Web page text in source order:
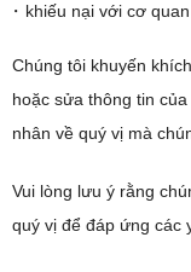
khiếu nại với cơ
Chúng tôi khuyến
hoặc sửa thông tin
nhân về quý vị mà
Vui lòng lưu ý rằng
quý vị để đáp ứng các